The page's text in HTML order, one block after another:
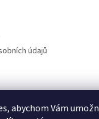
abychom Vám
údajů